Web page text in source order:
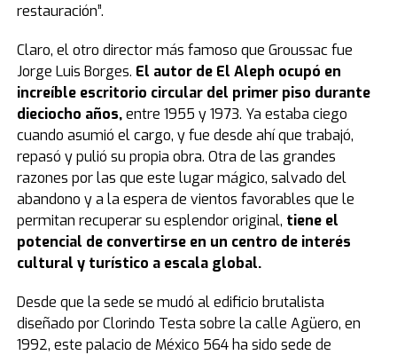
restauración”.
Claro, el otro director más famoso que Groussac fue
Jorge Luis Borges. El autor deEl Aleph ocupó en
increíble escritorio circular del primer piso durante
dieciocho años,entre 1955 y 1973. Ya estaba ciego
cuando asumió el cargo, y fue desde ahí que trabajó,
repasó y pulió su propia obra. Otra de las grandes
razones por las que este lugar mágico, salvado del
abandono y a la espera de vientos favorables que le
permitan recuperar su esplendor original, tiene el
potencial de convertirse en un centro de interés
cultural y turístico a escala global.
Desde que la sede se mudó al edificio brutalista
diseñado por Clorindo Testa sobre la calle Agüero, en
1992, este palacio de México 564 ha sido sede de